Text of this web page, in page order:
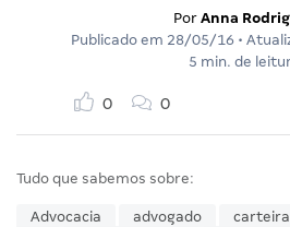
Por Anna
Publicado em 28/05/16 •
5 min. de
0 0
Tudo que sabemos sobre:
Advocacia advogado carteira